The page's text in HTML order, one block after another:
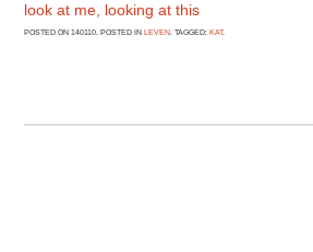
look at me, looking at this
POSTED ON 140110. POSTED INLEVEN. TAGGED:KAT.